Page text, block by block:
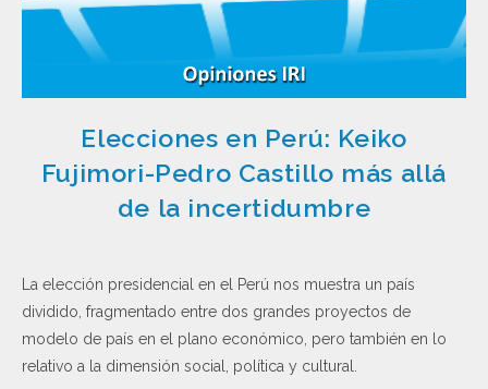
Elecciones en Perú: Keiko
Fujimori-Pedro Castillo más allá
de la incertidumbre
La elección presidencial en el Perú nos muestra un país
dividido, fragmentado entre dos grandes proyectos de
modelo de país en el plano económico, pero también en lo
relativo a la dimensión social, política y cultural.